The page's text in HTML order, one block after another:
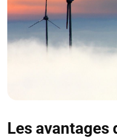
Les avantages